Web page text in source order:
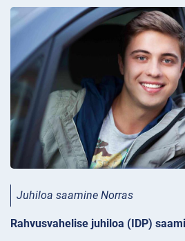
Juhiloa saamine Norras
Rahvusvahelise juhiloa (IDP)